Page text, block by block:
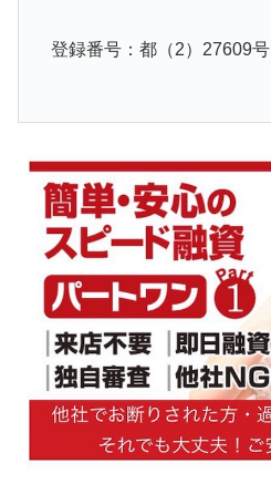
登録番号：都（2）27609号